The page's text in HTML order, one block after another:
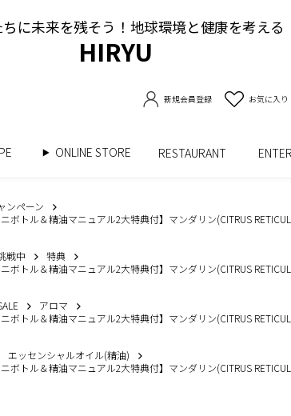
に未来を残そう！地球環境と健康を考える
HIRYU
新規会員登録 お気に入り
ONLINE STORE RESTAURANT
ンペーン
ボトル＆精油マニュアル2大特典付】マンダリン(CITRUS
戦中
特典
ボトル＆精油マニュアル2大特典付】マンダリン(CITRUS
アロマ
ボトル＆精油マニュアル2大特典付】マンダリン(CITRUS
エッセンシャルオイル(精油)
ボトル＆精油マニュアル2大特典付】マンダリン(CITRUS